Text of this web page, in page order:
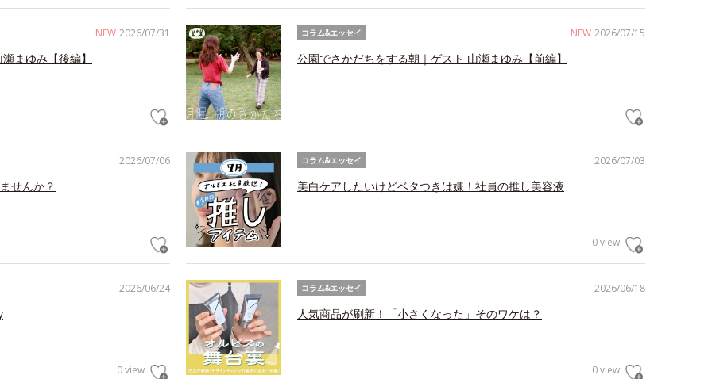
NEW 2026/07/31
まゆみ【後編】
NEW 2026/07/15
コラム&エッセイ
公園でさかだちをする朝｜ゲスト 山瀬まゆみ【前編】
2026/07/06
せんか？
2026/07/03
コラム&エッセイ
美白ケアしたいけどベタつきは嫌！社員の推し美容液
0 view
2026/06/24
0 view
2026/06/18
コラム&エッセイ
人気商品が刷新！「小さくなった」そのワケは？
0 view